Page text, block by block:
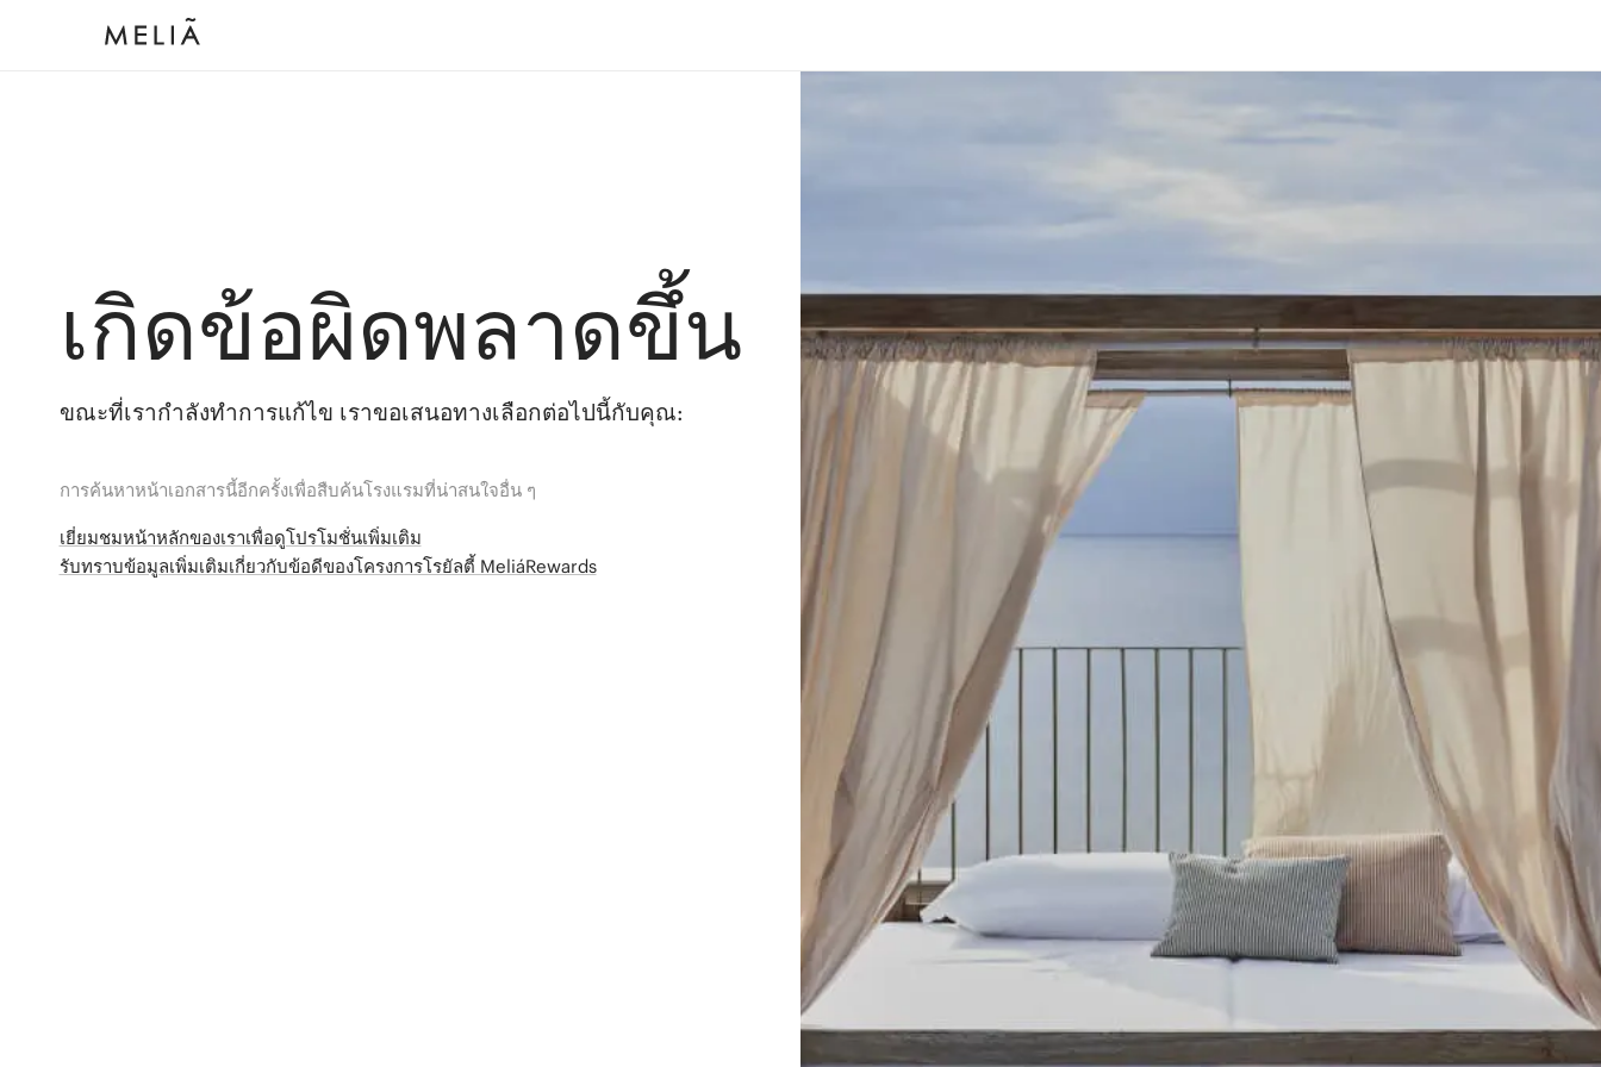
เกิดข้อผิดพลาดขึ้น
ขณะที่เรากำลังทำการแก้ไข เราขอเสนอทางเลือกต่อไปนี้กับคุณ:
การค้นหาหน้าเอกสารนี้อีกครั้งเพื่อสืบค้นโรงแรมที่น่าสนใจอื่น ๆ
เยี่ยมชมหน้าหลักของเราเพื่อดูโปรโมชั่นเพิ่มเติม
รับทราบข้อมูลเพิ่มเติมเกี่ยวกับข้อดีของโครงการโรยัลตี้ MeliáRewards